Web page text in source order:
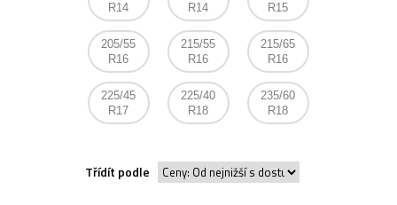
R14
R14
R15
205/55
R16
215/55
R16
215/65
R16
225/45
R17
225/40
R18
235/60
R18
Třídít podle